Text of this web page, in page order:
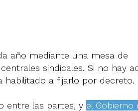
año mediante una mesa de
sindicales. Si no hay
habilitado a fijarlo por decreto.
entre las partes, y el Gobierno